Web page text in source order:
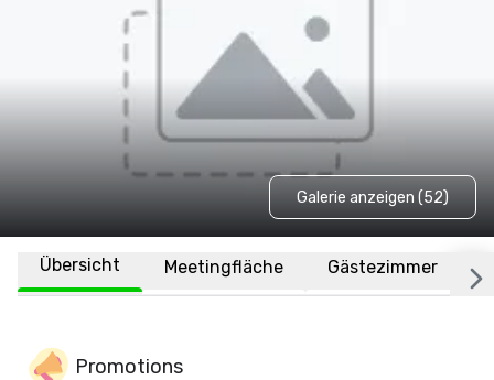
Galerie anzeigen (52)
Übersicht Meetingfläche Gästezimmer
Promotions